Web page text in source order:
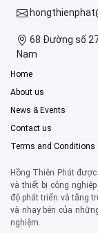
68 Đường số
Nam
Home
About us
News & Events
Contact us
Terms and Conditions
Hồng Thiên Phát
và thiết bị công
độ phát triển và tăng
và nhạy bén của
nghiệm.